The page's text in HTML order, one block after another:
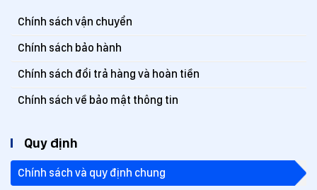
Chính sách vận chuyển
Chính sách bảo hành
Chính sách đổi trả hàng và hoàn tiền
Chính sách về bảo mật thông tin
Quy định
Chính sách và quy định chung